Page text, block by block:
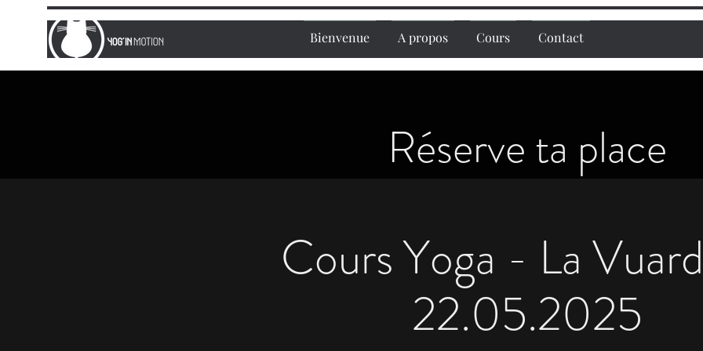
Bienvenue A propos Cours Contact
Réserve ta place
Cours Yoga - La
22.05.2025